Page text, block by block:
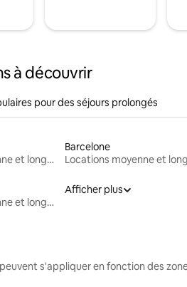
à découvrir
pour des séjours prolongés
Locations moyenne et longue durée
Barcelone
Locations moyenne et longue durée
Afficher plus
s'appliquer en fonction des